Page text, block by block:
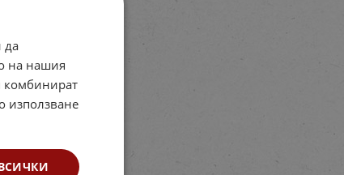
да
на нашия
комбинират
използване